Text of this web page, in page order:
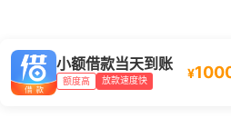
小额借款当天到账
额度高 放款速度快 ¥